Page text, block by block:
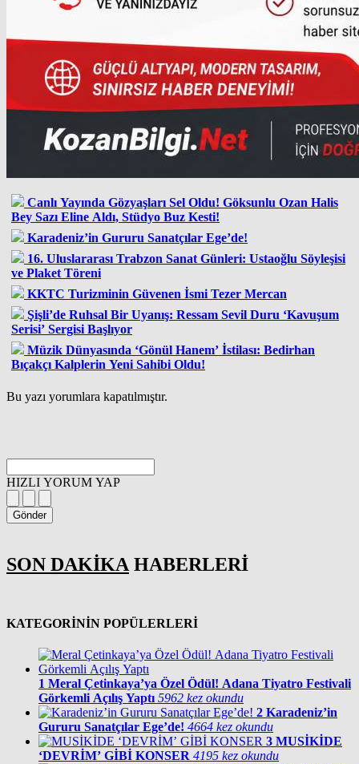
Canlı Yayında Gözyaşları Sel Oldu! Göksunlu Ozan Halis
Bey Sazı Eline Aldı, Stüdyo Buz Kesti!
Karadeniz’in Gururu Sanatçılar Ege’de!
16. Uluslararası Trabzon Sanat Günleri: Ustaoğlu Söyleşisi
ve Plaket Töreni
KKTC Turizminin Güvenen İsmi Tezer Mercan
Şişli’de Ruhsal Bir Uyanış: Ressam Sevil Duru ‘Kavuşum
Serisi’ Sergisi Başlıyor
Müzik Dünyasında ‘Gönül Hanem’ İstilası: Bedirhan
Bıçakçı Kalplerin Yeni Sahibi Oldu!
Bu yazı yorumlara kapatılmıştır.
HIZLI YORUM YAP
Gönder
SON DAKİKA HABERLERİ
KATEGORİNİN POPÜLERLERİ
1 Meral Çetinkaya’ya Özel Ödül! Adana Tiyatro Festivali
Görkemli Açılış Yaptı 5962 kez okundu
2 Karadeniz’in
Gururu Sanatçılar Ege’de! 4664 kez okundu
3 MUSİKİDE
‘DEVRİM’ GİBİ KONSER 4195 kez okundu